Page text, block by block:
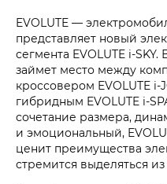
EVOLUTE —
представляет новый
сегмента EVOLUTE
займет место между
кроссовером EVOLUTE
гибридным EVOLUTE
сочетание размера,
и эмоциональный,
ценит преимущества
стремится выделяться из